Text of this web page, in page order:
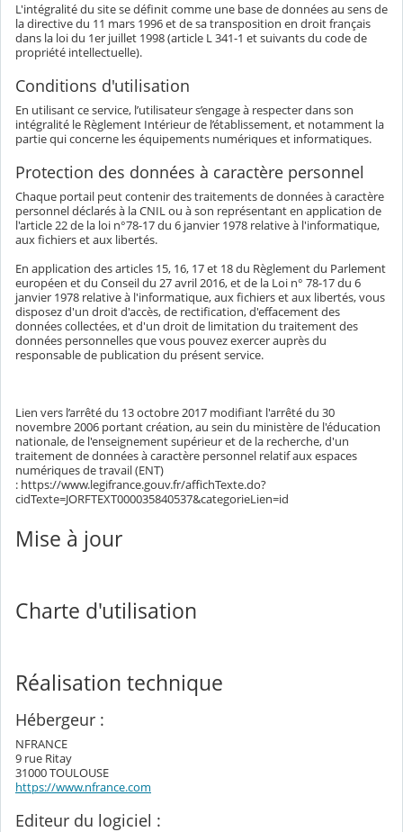
L'intégralité du site se définit comme une base de données au sens de
la directive du 11 mars 1996 et de sa transposition en droit français
dans la loi du 1er juillet 1998 (article L 341-1 et suivants du code de
propriété intellectuelle).
Conditions d'utilisation
En utilisant ce service, l’utilisateur s’engage à respecter dans son
intégralité le Règlement Intérieur de l’établissement, et notamment la
partie qui concerne les équipements numériques et informatiques.
Protection des données à caractère personnel
Chaque portail peut contenir des traitements de données à caractère
personnel déclarés à la CNIL ou à son représentant en application de
l'article 22 de la loi n°78-17 du 6 janvier 1978 relative à l'informatique,
aux fichiers et aux libertés.
En application des articles 15, 16, 17 et 18 du Règlement du Parlement
européen et du Conseil du 27 avril 2016, et de la Loi n° 78-17 du 6
janvier 1978 relative à l'informatique, aux fichiers et aux libertés, vous
disposez d'un droit d'accès, de rectification, d'effacement des
données collectées, et d'un droit de limitation du traitement des
données personnelles que vous pouvez exercer auprès du
responsable de publication du présent service.
Lien vers l’arrêté du 13 octobre 2017 modifiant l'arrêté du 30
novembre 2006 portant création, au sein du ministère de l'éducation
nationale, de l'enseignement supérieur et de la recherche, d'un
traitement de données à caractère personnel relatif aux espaces
numériques de travail (ENT)
: https://www.legifrance.gouv.fr/affichTexte.do?
cidTexte=JORFTEXT000035840537&categorieLien=id
Mise à jour
Charte d'utilisation
Réalisation technique
Hébergeur :
NFRANCE
9 rue Ritay
31000 TOULOUSE
https://www.nfrance.com
Editeur du logiciel :